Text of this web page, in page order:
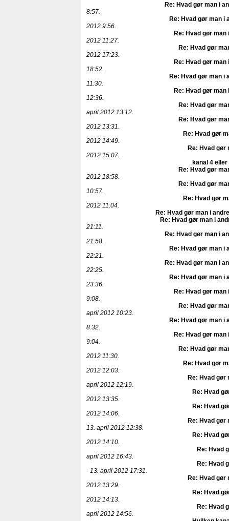
Re: Hvad gør man i
8:57.
Re: Hvad gør man i
2012 9:56.
Re: Hvad gør man
2012 11:27.
Re: Hvad gør
2012 17:23.
Re: Hvad gør man
18:52.
Re: Hvad gør man i
11:30.
Re: Hvad gør man
12:36.
Re: Hvad gør
april 2012 13:12.
Re: Hvad gør
2012 13:31.
Re: Hvad gør
2012 14:49.
Re: Hvad gør
2012 15:07.
kanal 4 eller
Re: Hvad gør
2012 18:58.
Re: Hvad gør
10:57.
Re: Hvad gør
2012 11:04.
Re: Hvad gør man i
Re: Hvad gør man i
21:11.
Re: Hvad gør man i
21:58.
Re: Hvad gør man i
22:21.
Re: Hvad gør man i
22:25.
Re: Hvad gør man i
23:36.
Re: Hvad gør man
9:08.
Re: Hvad gør
april 2012 10:23.
Re: Hvad gør man i
8:32.
Re: Hvad gør man
9:04.
Re: Hvad gør
2012 11:30.
Re: Hvad gør
2012 12:03.
Re: Hvad gør
april 2012 12:19.
Re: Hvad
2012 13:35.
Re: Hvad
2012 14:06.
Re: Hvad gør
13. april 2012 12:38.
Re: Hvad
2012 14:10.
Re: Hvad
april 2012 16:43.
Re: Hvad
- 13. april 2012 17:31.
Re: Hvad gør
2012 13:29.
Re: Hvad
2012 14:13.
Re: Hvad
april 2012 14:56.